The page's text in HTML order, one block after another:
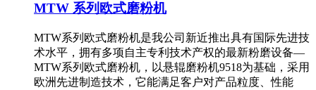
MTW 系列欧式磨粉机
MTW系列欧式磨粉机是我公司新近推出具有国际先进技
术水平，拥有多项自主专利技术产权的最新粉磨设备—
MTW系列欧式磨粉机，以悬辊磨粉机9518为基础，采用
欧洲先进制造技术，它能满足客户对产品粒度、性能